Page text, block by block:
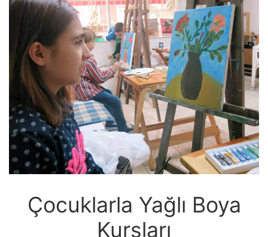
Çocuklarla Yağlı Boya
Kursları